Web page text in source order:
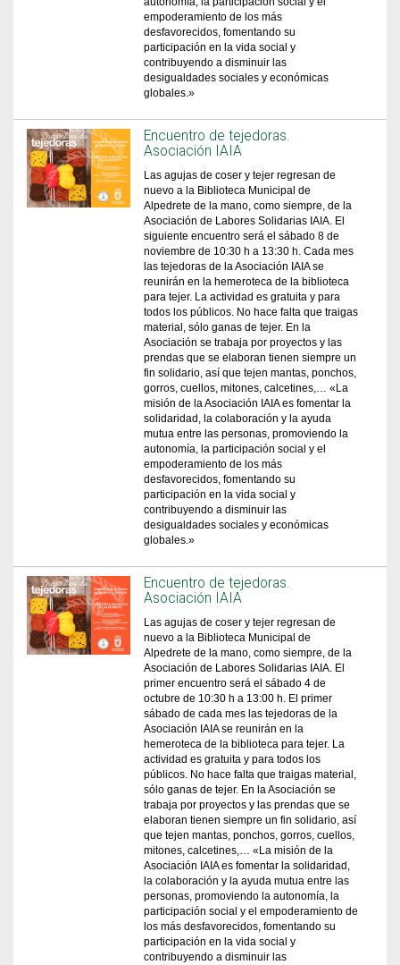
empoderamiento de los más
desfavorecidos, fomentando su
participación en la vida social y
contribuyendo a disminuir las
desigualdades sociales y económicas
globales.»
Encuentro de tejedoras.
Asociación IAIA
Las agujas de coser y tejer regresan de
nuevo a la Biblioteca Municipal de
Alpedrete de la mano, como siempre, de la
Asociación de Labores Solidarias IAIA. El
siguiente encuentro será el sábado 8 de
noviembre de 10:30 h a 13:30 h. Cada mes
las tejedoras de la Asociación IAIA se
reunirán en la hemeroteca de la biblioteca
para tejer. La actividad es gratuita y para
todos los públicos. No hace falta que traigas
material, sólo ganas de tejer. En la
Asociación se trabaja por proyectos y las
prendas que se elaboran tienen siempre un
fin solidario, así que tejen mantas, ponchos,
gorros, cuellos, mitones, calcetines,… «La
misión de la Asociación IAIA es fomentar la
solidaridad, la colaboración y la ayuda
mutua entre las personas, promoviendo la
autonomía, la participación social y el
empoderamiento de los más
desfavorecidos, fomentando su
participación en la vida social y
contribuyendo a disminuir las
desigualdades sociales y económicas
globales.»
Encuentro de tejedoras.
Asociación IAIA
Las agujas de coser y tejer regresan de
nuevo a la Biblioteca Municipal de
Alpedrete de la mano, como siempre, de la
Asociación de Labores Solidarias IAIA. El
primer encuentro será el sábado 4 de
octubre de 10:30 h a 13:00 h. El primer
sábado de cada mes las tejedoras de la
Asociación IAIA se reunirán en la
hemeroteca de la biblioteca para tejer. La
actividad es gratuita y para todos los
públicos. No hace falta que traigas material,
sólo ganas de tejer. En la Asociación se
trabaja por proyectos y las prendas que se
elaboran tienen siempre un fin solidario, así
que tejen mantas, ponchos, gorros, cuellos,
mitones, calcetines,… «La misión de la
Asociación IAIA es fomentar la solidaridad,
la colaboración y la ayuda mutua entre las
personas, promoviendo la autonomía, la
participación social y el empoderamiento de
los más desfavorecidos, fomentando su
participación en la vida social y
contribuyendo a disminuir las